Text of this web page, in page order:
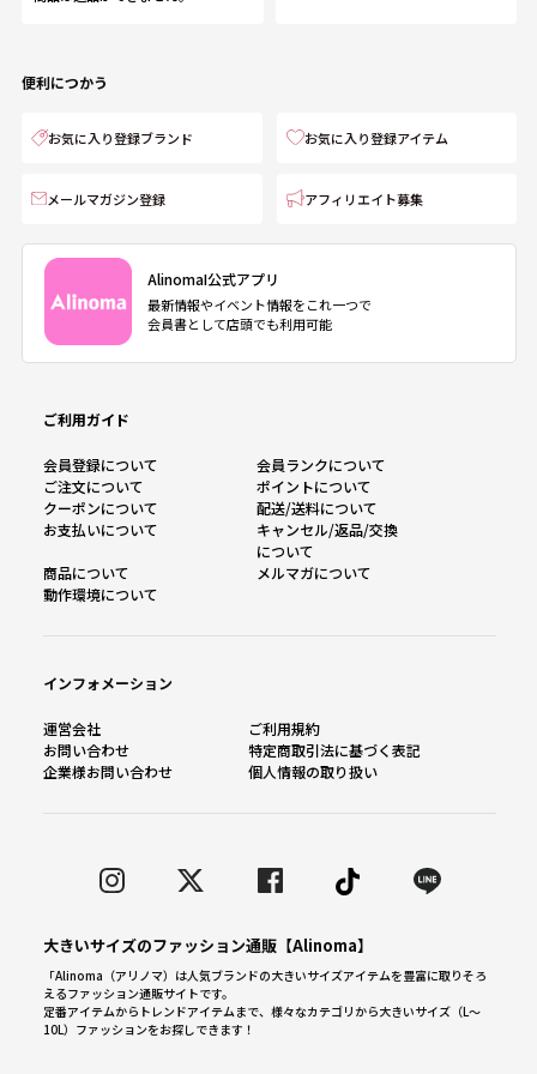
便利につかう
お気に入り登録ブランド お気に入り登録アイテム
メールマガジン登録 アフィリエイト募集
AlinomaI公式アプリ
最新情報やイベント情報をこれ一つで
会員書として店頭でも利用可能
ご利用ガイド
会員登録について
会員ランクについて
ご注文について
ポイントについて
クーポンについて
配送/送料について
お支払いについて
キャンセル/返品/交換
について
商品について
メルマガについて
動作環境について
インフォメーション
運営会社
ご利用規約
お問い合わせ
特定商取引法に基づく表記
企業様お問い合わせ
個人情報の取り扱い
大きいサイズのファッション通販【Alinoma】
「Alinoma（アリノマ）は人気ブランドの大きいサイズアイテムを豊富に取りそろ
えるファッション通販サイトです。
定番アイテムからトレンドアイテムまで、様々なカテゴリから大きいサイズ（L～
10L）ファッションをお探しできます！